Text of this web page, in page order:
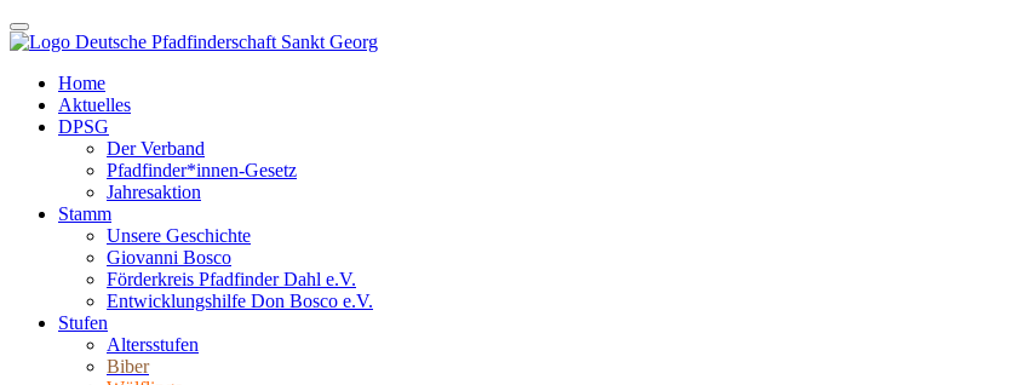
Home
Aktuelles
DPSG
Der Verband
Pfadfinder*innen-Gesetz
Jahresaktion
Stamm
Unsere Geschichte
Giovanni Bosco
Förderkreis Pfadfinder Dahl e.V.
Entwicklungshilfe Don Bosco e.V.
Stufen
Altersstufen
Biber